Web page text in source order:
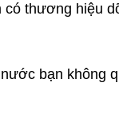
thương hiệu
bạn không